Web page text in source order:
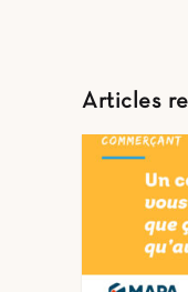
Articles